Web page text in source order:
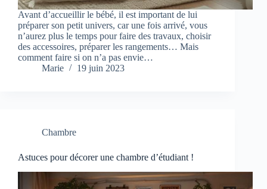
Avant d’accueillir le bébé, il est important de lui
préparer son petit univers, car une fois arrivé, vous
n’aurez plus le temps pour faire des travaux, choisir
des accessoires, préparer les rangements… Mais
comment faire si on n’a pas envie…
Marie
19 juin 2023
Chambre
Astuces pour décorer une chambre d’étudiant !